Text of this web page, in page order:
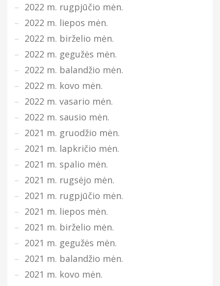
2022 m. rugpjūčio mėn.
2022 m. liepos mėn.
2022 m. birželio mėn.
2022 m. gegužės mėn.
2022 m. balandžio mėn.
2022 m. kovo mėn.
2022 m. vasario mėn.
2022 m. sausio mėn.
2021 m. gruodžio mėn.
2021 m. lapkričio mėn.
2021 m. spalio mėn.
2021 m. rugsėjo mėn.
2021 m. rugpjūčio mėn.
2021 m. liepos mėn.
2021 m. birželio mėn.
2021 m. gegužės mėn.
2021 m. balandžio mėn.
2021 m. kovo mėn.